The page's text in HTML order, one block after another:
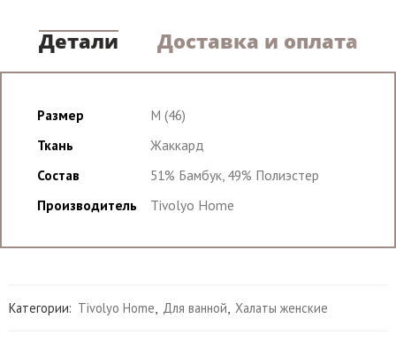
Детали Доставка и оплата
Размер
M (46)
Ткань
Жаккард
Состав
51% Бамбук, 49% Полиэстер
Производитель
Tivolyo Home
Категории: Tivolyo Home, Для ванной, Халаты женские